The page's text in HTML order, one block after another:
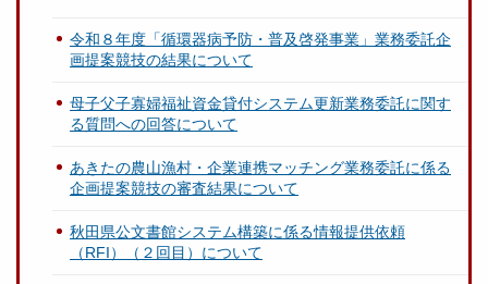
令和８年度「循環器病予防・普及啓発事業」業務委託企
画提案競技の結果について
母子父子寡婦福祉資金貸付システム更新業務委託に関す
る質問への回答について
あきたの農山漁村・企業連携マッチング業務委託に係る
企画提案競技の審査結果について
秋田県公文書館システム構築に係る情報提供依頼
（RFI）（２回目）について